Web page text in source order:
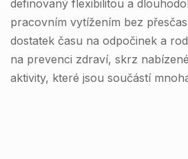
definovaný flexibilitou a
pracovním vytížením bez
dostatek času na odpočinek a
na prevenci zdraví, skrz
aktivity, které jsou součástí